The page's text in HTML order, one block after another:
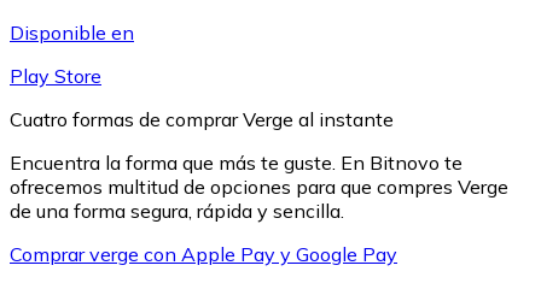
Disponible en
Play Store
Cuatro formas de comprar Verge al instante
Encuentra la forma que más te guste. En Bitnovo te
ofrecemos multitud de opciones para que compres Verge
de una forma segura, rápida y sencilla.
Comprar verge con Apple Pay y Google Pay